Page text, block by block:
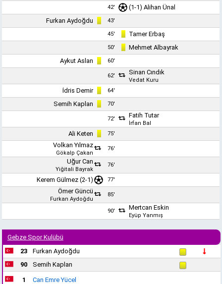
42' (1-1)Alihan Ünal
Furkan Aydoğdu
43'
45' Tamer Erbaş
50'
Mehmet Albayrak
Aykut Aslan
60'
62' Sinan Cındık
Vedat Kuru
İdris Demir 64'
Semih Kaplan 70'
72' Fatih Tutar
İrfan Bal
Ali Keten 75'
Volkan Yılmaz
Gökalp Çakan
76'
Uğur Can
Yiğitali Bayrak
76'
Kerem Gülmez (2-1) 77'
Ömer Güncü
Furkan Aydoğdu
85'
90' Mertcan Eskin
Eyüp Yanmış
Gebze Spor Kulübü
23
Furkan Aydoğdu
90
Semih Kaplan
1 Can Emre Yücel